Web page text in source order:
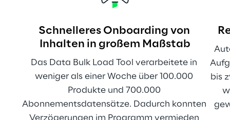
Schnelleres Onboarding von
Inhalten in großem Maßstab
Das Data Bulk Load Tool verarbeitete in
weniger als einer Woche über 100.000
Produkte und 700.000
Abonnementsdatensätze. Dadurch konnten
Verzögerungen im Programm vermieden
bis